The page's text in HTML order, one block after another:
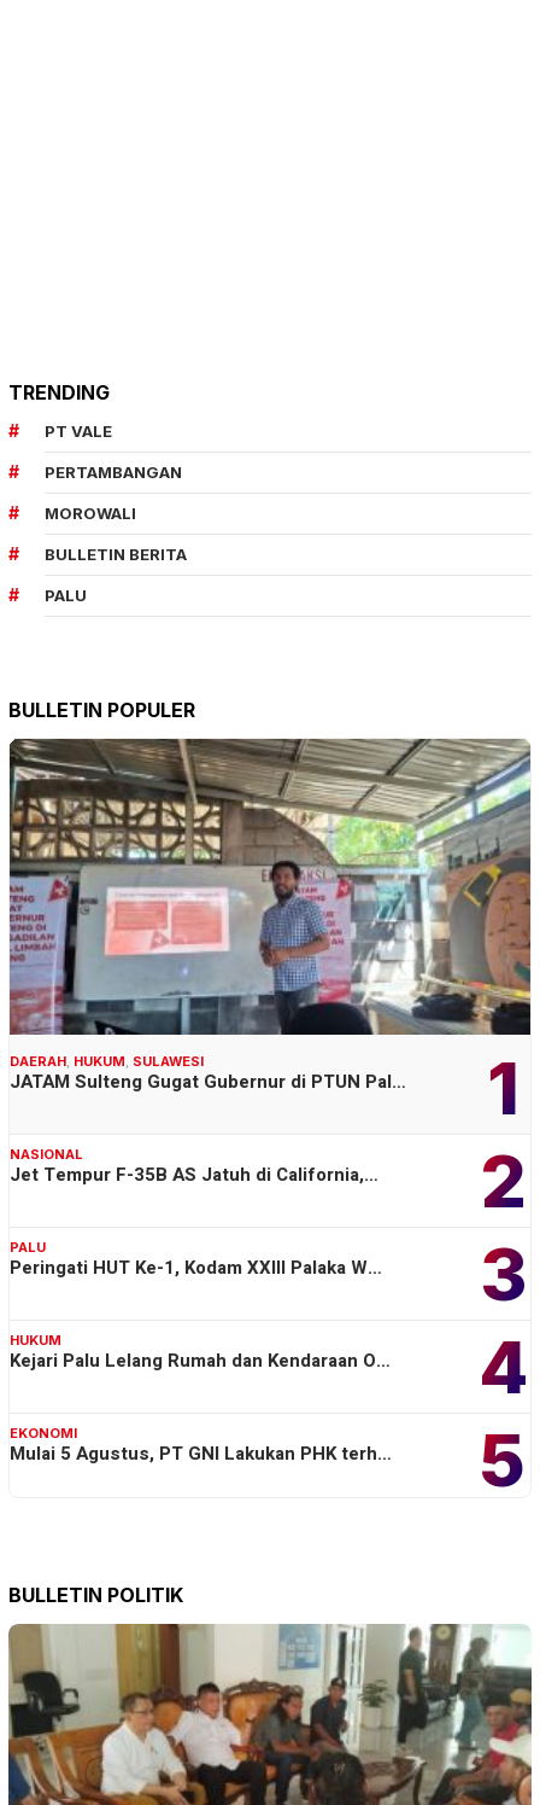
TRENDING
PT VALE
PERTAMBANGAN
MOROWALI
BULLETIN BERITA
PALU
BULLETIN POPULER
1
DAERAH, HUKUM, SULAWESI
JATAM Sulteng Gugat Gubernur di PTUN Pal…
2
NASIONAL
Jet Tempur F-35B AS Jatuh di California,…
3
PALU
Peringati HUT Ke-1, Kodam XXIII Palaka W…
4
HUKUM
Kejari Palu Lelang Rumah dan Kendaraan O…
5
EKONOMI
Mulai 5 Agustus, PT GNI Lakukan PHK terh…
BULLETIN POLITIK